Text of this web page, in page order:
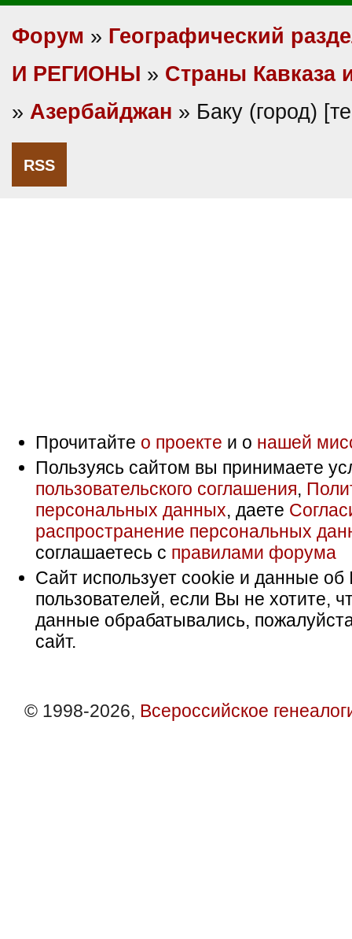
Форум » Географический
И РЕГИОНЫ » Cтраны Кавказа
» Азербайджан » Баку (город)
RSS
Прочитайте о проекте и о нашей
Пользуясь сайтом вы принимаете
пользовательского соглашения,
персональных данных, даете
распространение персональных
соглашаетесь с правилами форума
Сайт использует cookie и данные об
пользователей, если Вы не хотите,
данные обрабатывались,
сайт.
© 1998-2026, Всероссийское